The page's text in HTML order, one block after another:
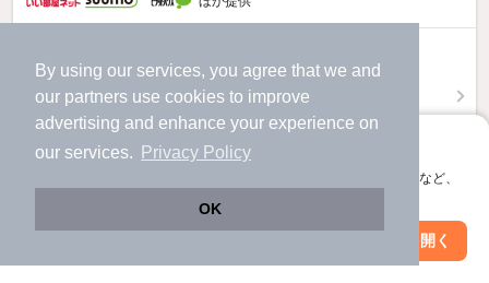
By using our services, you agree that we and
our partners use cookies to improve
advertising and enhance your experience on
our services.
Privacy Policy
OK
アプリに切り替えて、サクサクお部屋探し
会員登録なしですぐ使える。マップ検索やお気に入り保存など、
アプリを開く
6.4
（管理費4,000円）
不要
お問い合わせ（無料）
ほか提供
絞り込み条件を変更